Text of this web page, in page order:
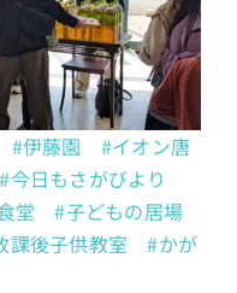
#伊藤園
#イオン唐
#今日もさがびより
堂
#子どもの居場
課後子供教室
#かが